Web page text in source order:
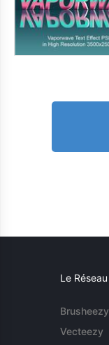
Le Réseau
Brusheezy
Vecteezy